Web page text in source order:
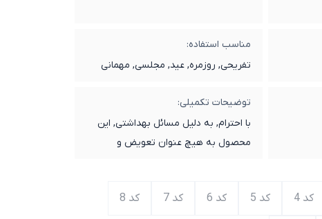
مناسب استفاده:
تفریحی, روزمره, عید, مجلسی, مهمانی
توضیحات تکمیلی:
با احترام, به دلیل مسائل بهداشتی, این
محصول به هیچ عنوان تعویض و
کد 4 کد 5 کد 6 کد 7 کد 8